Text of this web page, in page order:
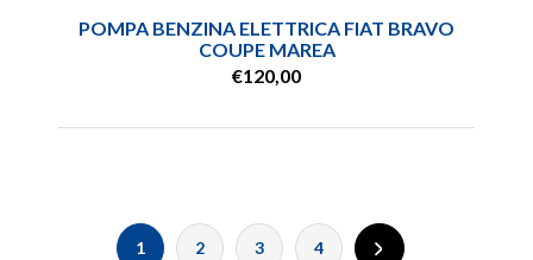
POMPA BENZINA ELETTRICA FIAT BRAVO
COUPE MAREA
€120,00
1 2 3 4